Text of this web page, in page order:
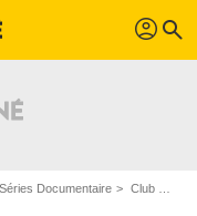
profil search
Séries Documentaire Club de légende : Juventus